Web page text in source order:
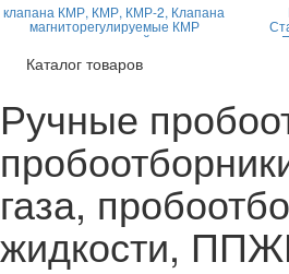
клапана КМР, КМР, КМР-2, Клапана
магниторегулируемые КМР
жидкостной
Каталог товаров
Ручные
газа,
жидкости,